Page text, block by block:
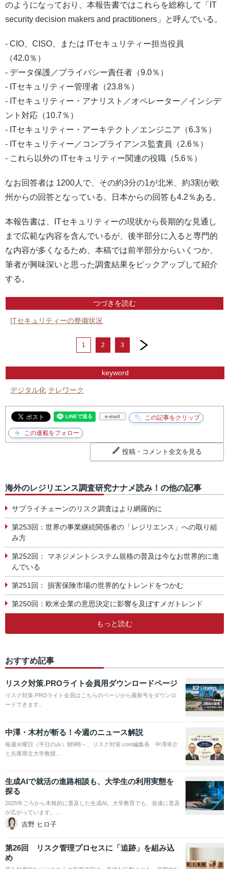
のようになっており、本報告書ではこれらを総称して「IT
security decision makers and practitioners」と呼んでいる。
- CIO、CISO、または ITセキュリティー担当役員
（42.0％）
- データ保護／プライバシー責任者（9.0％）
- ITセキュリティー管理者（23.8％）
- ITセキュリティー・アナリスト／オペレーター／インシデ
ント対応（10.7％）
- ITセキュリティー・アーキテクト／エンジニア（6.3％）
- ITセキュリティー／コンプライアンス監査員（2.6％）
- これら以外の ITセキュリティー関連の役職（5.6％）
なお回答者は 1200人で、その約3分の1が北米、約3割が欧
州からの回答となっている。日本からの回答も4.2％ある。
本報告書は、ITセキュリティーの現状から長期的な見通し
まで広範な内容を含んでいるが、後半部分に入ると専門的
な内容が多くなるため、本稿では前半部分からいくつか、
筆者が興味深いと思った調査結果をピックアップして紹介
する。
つづきを読む
ITセキュリティーの整備状況
1 2 3
next
keyword
デジタル化 テレワーク
e-mail
投稿・コメント全文を見る
海外のレジリエンス調査研究ナナメ読み！の他の記事
サプライチェーンのリスク調査はより網羅的に
第253回：世界の事業継続関係者の「レジリエンス」への取り組
み方
第252回： マネジメントシステム規格の普及は今なお世界的に進
んでいる
第251回： 損害保険市場の世界的なトレンドをつかむ
第250回：欧米企業の意思決定に影響を及ぼすメガトレンド
もっと読む
おすすめ記事
リスク対策.PROライト会員用ダウンロードページ
リスク対策.PROライト会員はこちらのページから最新号をダウンロ
ードできます。
中澤・木村が斬る！今週のニュース解説
毎週火曜日（平日のみ）朝9時～、リスク対策.com編集長 中澤幸介
と兵庫県立大学教授…
生成AIで就活の進路相談も、大学生の利用実態を
探る
2025年ごろから本格的に普及した生成AI。大学教育でも、急速に普及
が広がっています。…
吉野 ヒロ子
第26回 リスク管理プロセスに「追跡」を組み込
め